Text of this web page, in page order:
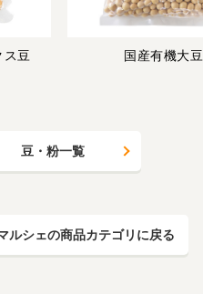
ス豆 国産有機大豆
豆・粉一覧
ルシェの商品カテゴリに戻る